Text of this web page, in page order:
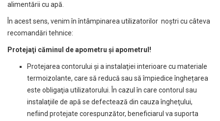
alimentării cu apă.
În acest sens, venim în întâmpinarea utilizatorilor noștri cu câteva
recomandări tehnice:
Protejaţi căminul de apometru și apometrul!
Protejarea contorului și a instalaţiei interioare cu materiale
termoizolante, care să reducă sau să împiedice înghețarea
este obligaţia utilizatorului. În cazul în care contorul sau
instalaţiile de apă se defectează din cauza îngheţului,
nefiind protejate corespunzător, beneficiarul va suporta